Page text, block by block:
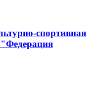
спортивная
"Федерация